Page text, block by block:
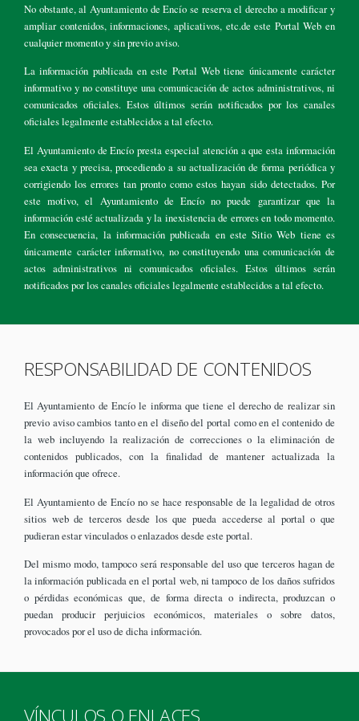
No obstante, al Ayuntamiento de Encío se reserva el derecho a modificar y
ampliar contenidos, informaciones, aplicativos, etc.de este Portal Web en
cualquier momento y sin previo aviso.
La información publicada en este Portal Web tiene únicamente carácter
informativo y no constituye una comunicación de actos administrativos, ni
comunicados oficiales. Estos últimos serán notificados por los canales
oficiales legalmente establecidos a tal efecto.
El Ayuntamiento de Encío presta especial atención a que esta información
sea exacta y precisa, procediendo a su actualización de forma periódica y
corrigiendo los errores tan pronto como estos hayan sido detectados. Por
este motivo, el Ayuntamiento de Encío no puede garantizar que la
información esté actualizada y la inexistencia de errores en todo momento.
En consecuencia, la información publicada en este Sitio Web tiene es
únicamente carácter informativo, no constituyendo una comunicación de
actos administrativos ni comunicados oficiales. Estos últimos serán
notificados por los canales oficiales legalmente establecidos a tal efecto.
RESPONSABILIDAD DE CONTENIDOS
El Ayuntamiento de Encío le informa que tiene el derecho de realizar sin
previo aviso cambios tanto en el diseño del portal como en el contenido de
la web incluyendo la realización de correcciones o la eliminación de
contenidos publicados, con la finalidad de mantener actualizada la
información que ofrece.
El Ayuntamiento de Encío no se hace responsable de la legalidad de otros
sitios web de terceros desde los que pueda accederse al portal o que
pudieran estar vinculados o enlazados desde este portal.
Del mismo modo, tampoco será responsable del uso que terceros hagan de
la información publicada en el portal web, ni tampoco de los daños sufridos
o pérdidas económicas que, de forma directa o indirecta, produzcan o
puedan producir perjuicios económicos, materiales o sobre datos,
provocados por el uso de dicha información.
VÍNCULOS O ENLACES